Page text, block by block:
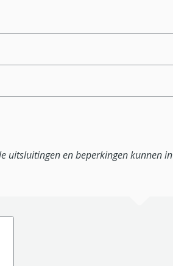
uitsluitingen en beperkingen kunnen in